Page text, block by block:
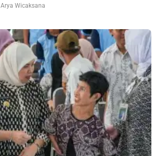
Arya Wicaksana